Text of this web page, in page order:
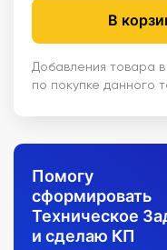
В
Добавления товара
по покупке данного
Помогу
сформировать
Техническое
и сделаю КП